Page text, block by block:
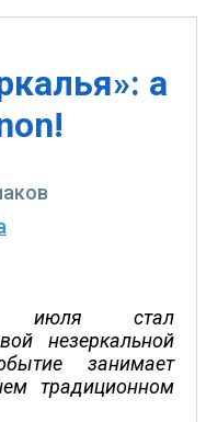
а
июля стал
незеркальной
занимает
традиционном